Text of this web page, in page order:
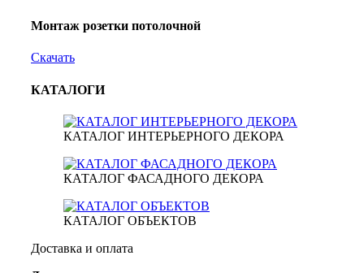
Монтаж розетки потолочной
Скачать
КАТАЛОГИ
КАТАЛОГ ИНТЕРЬЕРНОГО ДЕКОРА
КАТАЛОГ ФАСАДНОГО ДЕКОРА
КАТАЛОГ ОБЪЕКТОВ
Доставка и оплата